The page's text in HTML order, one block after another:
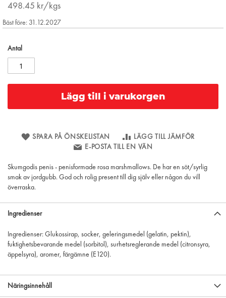
498.45 kr/kgs
Bäst före: 31.12.2027
Antal
Lägg till i varukorgen
SPARA PÅ ÖNSKELISTAN
LÄGG TILL JÄMFÖR
E-POSTA TILL EN VÄN
Skumgodis penis - penisformade rosa marshmallows. De har en söt/syrlig
smak av jordgubb. God och rolig present till dig själv eller någon du vill
överraska.
Ingredienser
Ingredienser: Glukossirap, socker, geleringsmedel (gelatin, pektin),
fuktighetsbevarande medel (sorbitol), surhetsreglerande medel (citronsyra,
äppelsyra), aromer, färgämne (E120).
Näringsinnehåll